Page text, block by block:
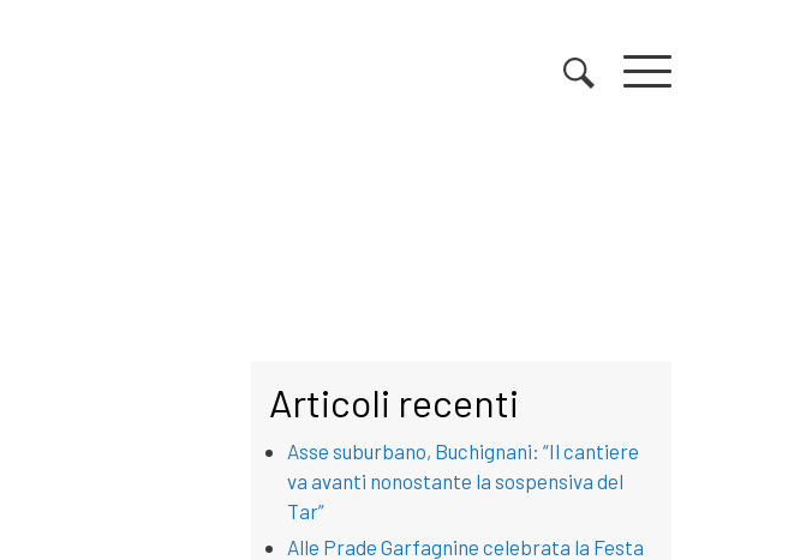
Articoli recenti
Asse suburbano, Buchignani: “Il cantiere
va avanti nonostante la sospensiva del
Tar”
Alle Prade Garfagnine celebrata la Festa